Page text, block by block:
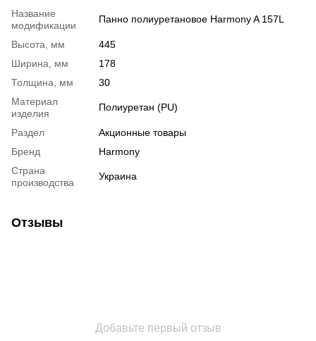
Название
модификации
Панно полиуретановое Harmony A 157L
Высота, мм
445
Ширина, мм
178
Толщина, мм
30
Материал
изделия
Полиуретан (PU)
Раздел
Акционные товары
Бренд
Harmony
Страна
производства
Украина
Отзывы
Добавьте первый отзыв